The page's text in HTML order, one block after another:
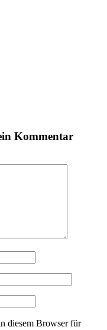
Kommentar
diesem Browser für